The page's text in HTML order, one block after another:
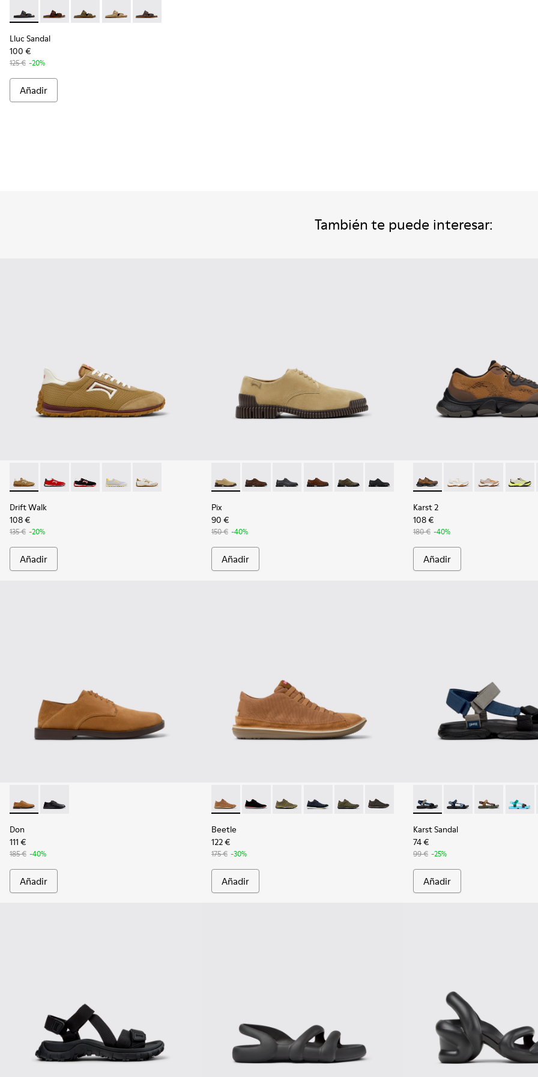
Lluc Sandal - K101091-001 - Sandalias de piel negras para hombre.
Lluc Sandal - K101091-005 - Sandalias de ante marrón para hombre.
Lluc Sandal - K101091-004 - Sandalias de ante verdes para hombre.
Lluc Sandal - K101091-003 - Sandalias de ante marrón para hombre.
Lluc Sandal - K101091-002 - Sandalias de piel marrones para hombre.
Lluc Sandal
100 €
125 € -20%
Añadir
También te puede interesar:
Drift Walk - K101098-006 - Sneakers de tejido y nobuk multicolor para hombre.
Drift Walk - K101098-004
Drift Walk - K101098-003
Drift Walk - K101098-002
Drift Walk - K101098-001
Drift Walk
108 €
135 € -20%
Añadir
Pix - K101076-006 - Zapatos de ante marrones para hombre.
Pix - K101076-010
Pix - K101076-008
Pix - K101076-005
Pix - K101076-003
Pix - K101076-001
Pix
90 €
150 € -40%
Añadir
Karst 2 - K101069-010 -
Karst 2 - K101069-
Karst 2 -Karst 2
Karst 2
108 €
180 € -40%
Añadir
Don - K101012-004 - Zapatos de nobuk marrones para hombre.
Don - K101012-001
Don
111 €
185 € -40%
Añadir
Beetle - 36791-081 - Botines de tejido y nobuk marrones para hombre.
Beetle - 36791-080
Beetle - 36791-079
Beetle - 36791-077
Beetle - 36791-076
Beetle - 36791-001
Beetle
122 €
175 € -30%
Añadir
Karst Sandal - K101048-
Karst Sandal -Karst Sandal -
Karst
Karst Sandal
74 €
99 € -25%
Añadir